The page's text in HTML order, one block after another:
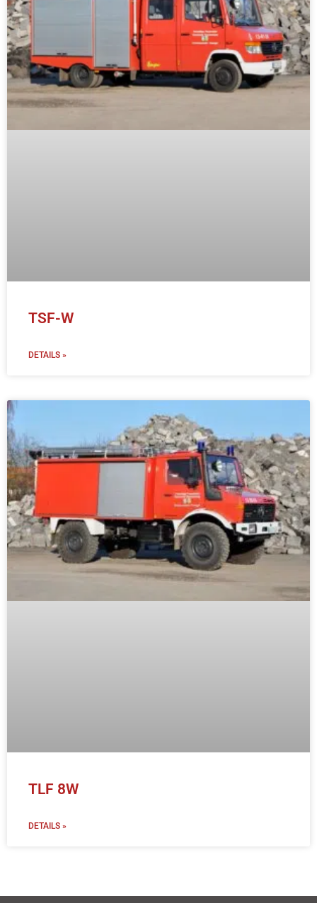
TSF-W
DETAILS »
TLF 8W
DETAILS »